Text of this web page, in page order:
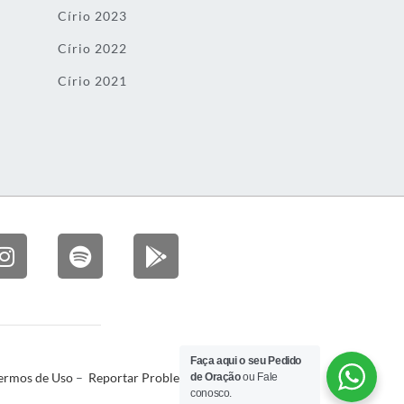
Círio 2023
Círio 2022
Círio 2021
de Uso– Reportar Problema
Faça aqui o seu Pedido
de Oraçãoou Fale
conosco.